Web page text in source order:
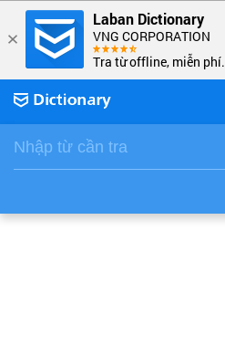
Laban Dictionary
VNG CORPORATION
Tra từ offline, miễn phí.